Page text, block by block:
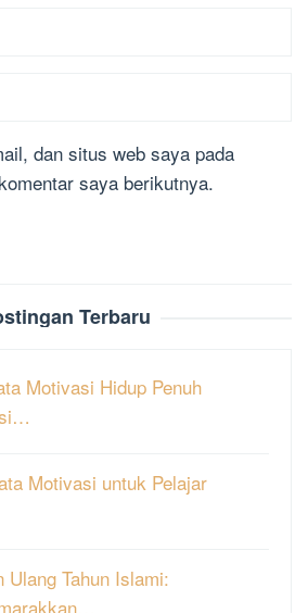
dan situs web saya pada
saya berikutnya.
Terbaru
Motivasi Hidup Penuh
Motivasi untuk Pelajar
Ulang Tahun Islami: